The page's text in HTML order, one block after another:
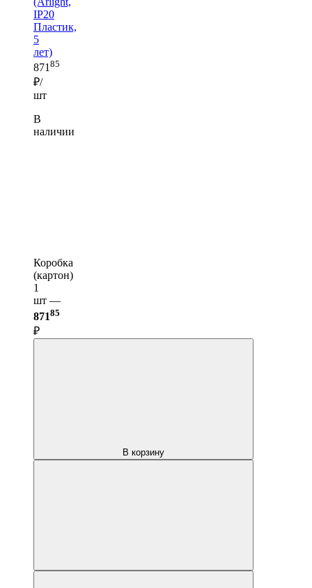
IP20
Пластик,
5
лет)
871 85
₽/
шт
В
наличии
Коробка
(картон)
1
шт —
87185
₽
В корзину